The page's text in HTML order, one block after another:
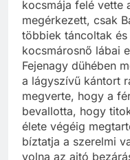
kocsmája felé vette
megérkezett, csak
többiek táncoltak
kocsmárosnő lábai
Fejenagy dühében
a lágyszívű kántort
megverte, hogy a
bevallotta, hogy
élete végéig
bíztatja a szerelmi
volna az ajtó